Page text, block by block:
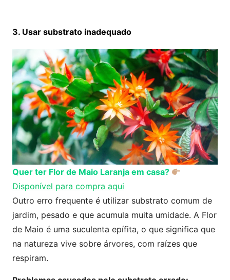
3. Usar substrato inadequado
Quer ter Flor de Maio Laranja em casa?
Disponível para compra aqui
Outro erro frequente é utilizar substrato comum de
jardim, pesado e que acumula muita umidade. A Flor
de Maio é uma suculenta epífita, o que significa que
na natureza vive sobre árvores, com raízes que
respiram.